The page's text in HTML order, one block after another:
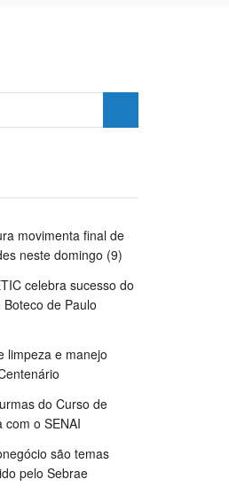
movimenta final de
neste domingo (9)
celebra sucesso do
de Paulo
limpeza e manejo
do Curso de
o SENAI
são temas
pelo Sebrae